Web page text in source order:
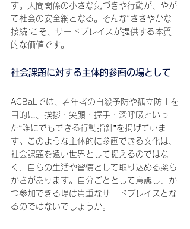
す。人間関係の小さな気づきや行動が、やが
て社会の安全網となる。そんな“ささやかな
接続”こそ、サードプレイスが提供する本質
的な価値です。
社会課題に対する主体的参画の場として
ACBaLでは、若年者の自殺予防や孤立防止を
目的に、挨拶・笑顔・握手・深呼吸といっ
た“誰にでもできる行動指針”を掲げていま
す。このような主体的に参画できる文化は、
社会課題を遠い世界として捉えるのではな
く、自らの生活や習慣として取り込める柔ら
かさがあります。自分ごととして意識し、か
つ参加できる場は貴重なサードプレイスとな
るのではないでしょうか。